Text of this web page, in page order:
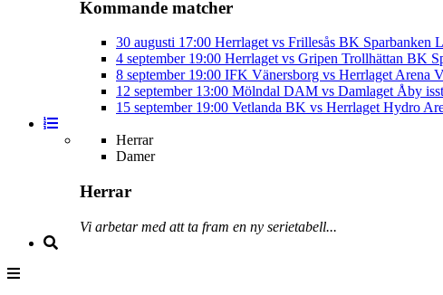
Kommande matcher
30 augusti 17:00 Herrlaget vs Frillesås BK Sparbanken
4 september 19:00 Herrlaget vs Gripen Trollhättan BK
8 september 19:00 IFK Vänersborg vs Herrlaget Arena
12 september 13:00 Mölndal DAM vs Damlaget Åby
15 september 19:00 Vetlanda BK vs Herrlaget Hydro
Herrar
Damer
Herrar
Vi arbetar med att ta fram en ny serietabell...